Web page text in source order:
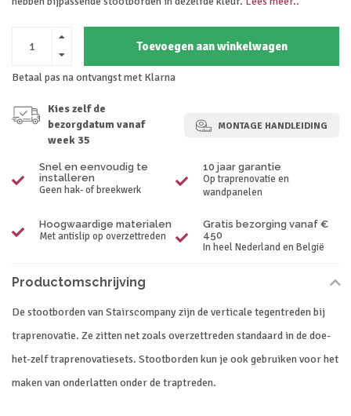
Toevoegen aan winkelwagen
Betaal pas na ontvangst met Klarna
Kies zelf de
bezorgdatum vanaf
week 35
MONTAGE HANDLEIDING
Snel en eenvoudig te
installeren
Geen hak- of breekwerk
10 jaar garantie
Op traprenovatie en
wandpanelen
Hoogwaardige materialen
Met antislip op overzettreden
Gratis bezorging vanaf €
450
In heel Nederland en België
Productomschrijving
De stootborden van Stairscompany zijn de verticale tegentreden bij
traprenovatie. Ze zitten net zoals overzettreden standaard in de doe-
het-zelf traprenovatiesets. Stootborden kun je ook gebruiken voor het
maken van onderlatten onder de traptreden.